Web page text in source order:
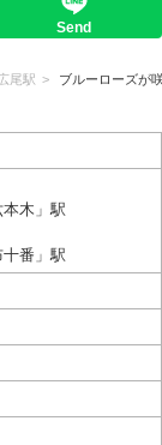
Send
尾駅 ブルーローズが
木」駅
番」駅